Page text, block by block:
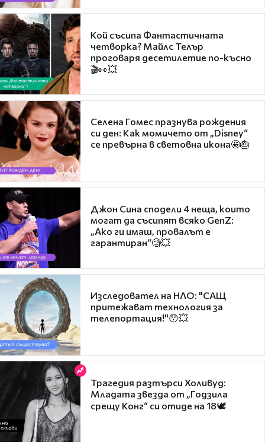
Кой съсипа Фантастичната
четворка? Майлс Телър
проговаря десетилетие по-късно
🎬👀💥
Селена Гомес празнува рождения
си ден: Как момичето от „Disney“
се превърна в световна икона🤩🎂
Джон Сина сподели 4 неща, които
могат да съсипят всяко GenZ:
„Ако ги имаш, провалът е
гарантиран“🧐💥
Изследовател на НЛО: "САЩ
притежават технология за
телепортация!"😯💥
Трагедия разтърси Холивуд:
Младата звезда от „Годзила
срещу Конг“ си отиде на 18🕊️